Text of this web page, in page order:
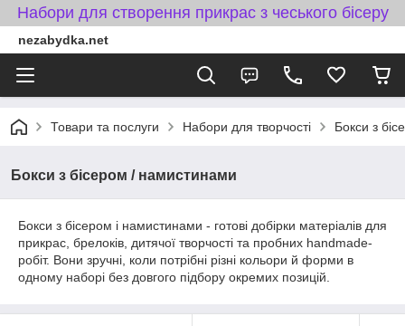
Набори для створення прикрас з чеського бісеру
nezabydka.net
Товари та послуги Набори для творчості Бокси з
Бокси з бісером / намистинами
Бокси з бісером і намистинами - готові добірки матеріалів для
прикрас, брелоків, дитячої творчості та пробних handmade-
робіт. Вони зручні, коли потрібні різні кольори й форми в
одному наборі без довгого підбору окремих позицій.